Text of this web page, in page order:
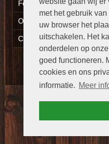
met het gebruik
uw browser het
uitschakelen. Het
onderdelen op
goed functioneren.
cookies en ons
informatie. Meer
Fotogalerij
Openingstijden
Contact
Versie: